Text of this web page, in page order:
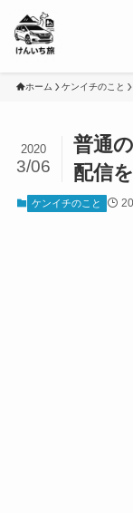
ホーム ケンイチのこと
普通
配信
2020
3/06
ケンイチのこと